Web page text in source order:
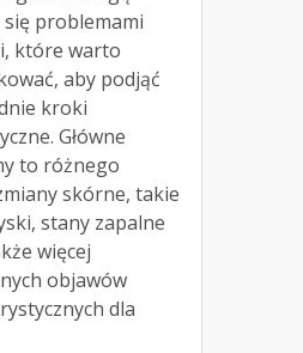
problemami
które warto
aby podjąć
kroki
Główne
to różnego
skórne, takie
stany zapalne
więcej
objawów
dla